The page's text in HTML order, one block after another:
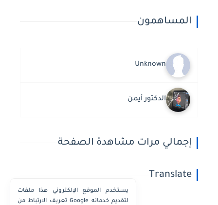
المساهمون
Unknown
الدكتور أيمن
إجمالي مرات مشاهدة الصفحة
Translate
يستخدم الموقع الإلكتروني هذا ملفات
تعريف الارتباط من Google لتقديم خدماته